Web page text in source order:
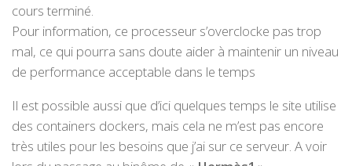
cours terminé.
Pour information, ce processeur s’overclocke pas trop
mal, ce qui pourra sans doute aider à maintenir un niveau
de performance acceptable dans le temps
Il est possible aussi que d’ici quelques temps le site utilise
des containers dockers, mais cela ne m’est pas encore
très utiles pour les besoins que j’ai sur ce serveur. A voir